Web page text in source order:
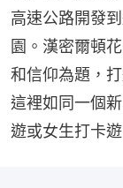
高速公路開發
園。漢密爾頓
和信仰為題，
這裡如同一個
遊或女生打卡遊